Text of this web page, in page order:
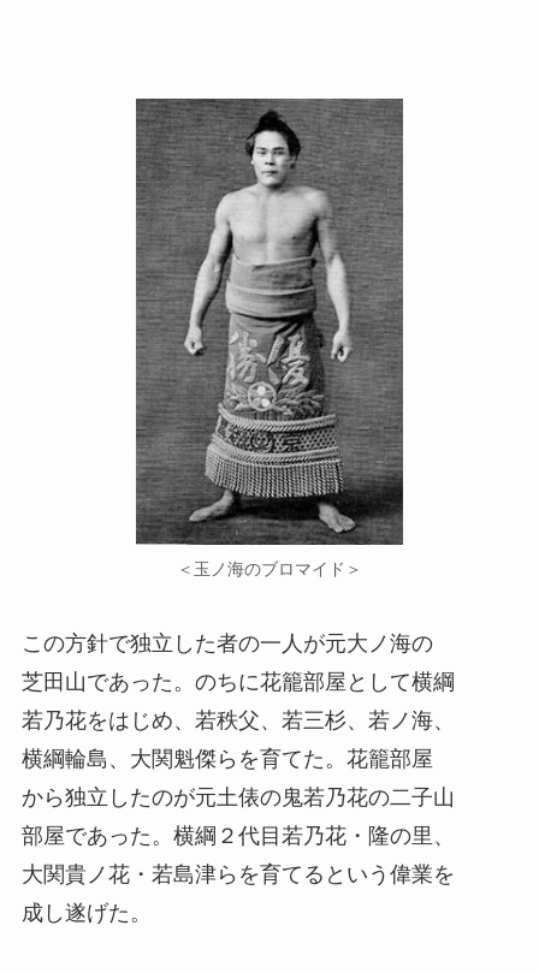
＜玉ノ海のブロマイド＞
この方針で独立した者の一人が元大ノ海の
芝田山であった。のちに花籠部屋として横綱
若乃花をはじめ、若秩父、若三杉、若ノ海、
横綱輪島、大関魁傑らを育てた。花籠部屋
から独立したのが元土俵の鬼若乃花の二子山
部屋であった。横綱２代目若乃花・隆の里、
大関貴ノ花・若島津らを育てるという偉業を
成し遂げた。